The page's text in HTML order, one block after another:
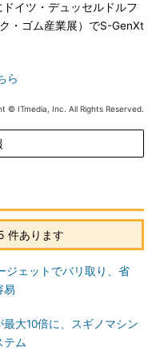
イツ・デュッセルドルフ
・ゴム産業展）でS-GenXt
ら
© ITmedia, Inc. All Rights Reserved.
件あります
ジェットでバリ取り、省
易
大10倍に、スギノマシン
テム